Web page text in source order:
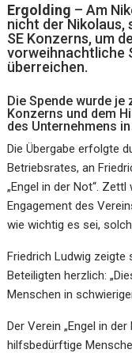
Ergolding – Am
nicht der Nikolaus,
SE Konzerns, um
vorweihnachtliche
überreichen.
Die Spende wurde je
Konzerns und dem
des Unternehmens
Die Übergabe erfolgte
Betriebsrates, an
„Engel in der Not“.
Engagement des
wie wichtig es sei,
Friedrich Ludwig zeigte
Beteiligten herzlich:
Menschen in
Der Verein „Engel in
hilfsbedürftige